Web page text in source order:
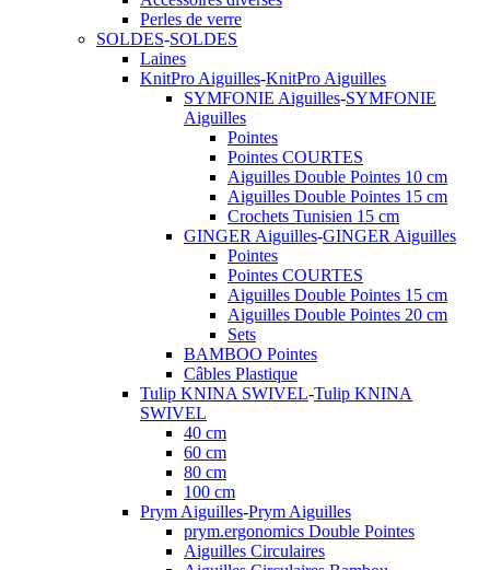
Perles de verre
SOLDES-SOLDES
Laines
KnitPro Aiguilles-KnitPro Aiguilles
SYMFONIE Aiguilles-SYMFONIE
Aiguilles
Pointes
Pointes COURTES
Aiguilles Double Pointes 10 cm
Aiguilles Double Pointes 15 cm
Crochets Tunisien 15 cm
GINGER Aiguilles-GINGER Aiguilles
Pointes
Pointes COURTES
Aiguilles Double Pointes 15 cm
Aiguilles Double Pointes 20 cm
Sets
BAMBOO Pointes
Câbles Plastique
Tulip KNINA SWIVEL-Tulip KNINA
SWIVEL
40 cm
60 cm
80 cm
100 cm
Prym Aiguilles-Prym Aiguilles
prym.ergonomics Double Pointes
Aiguilles Circulaires